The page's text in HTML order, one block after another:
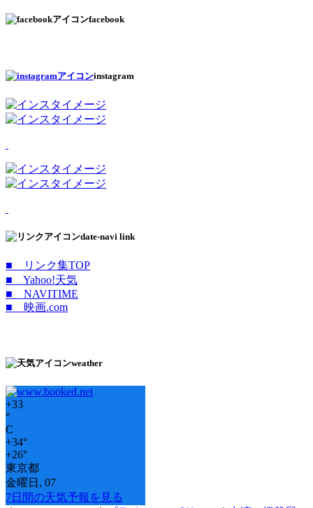
facebook
instagram
date-navi link
■ リンク集TOP
■ Yahoo!天気
■ NAVITIME
■ 映画.com
weather
+33
°
C
+34°
+26°
東京都
金曜日, 07
7日間の天気予報を見る